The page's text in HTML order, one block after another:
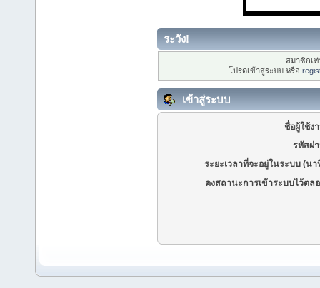
ระวัง!
สมาชิกเ
โปรดเข้าสู่ระบบ หรือ
เข้าสู่ระบบ
ชื่อผู้ใช้ง
รหัสผ่
ระยะเวลาที่จะอยู่ในระบบ (นา
คงสถานะการเข้าระบบไว้ตล